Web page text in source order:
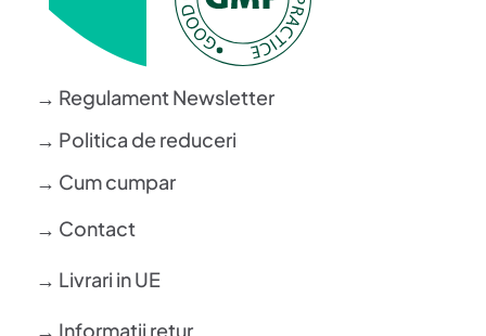
→ Regulament Newsletter
→ Politica de reduceri
→ Cum cumpar
→ Contact
→ Livrari in UE
→ Informatii retur